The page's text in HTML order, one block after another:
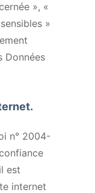
», «
»
Données
n° 2004-
est
internet